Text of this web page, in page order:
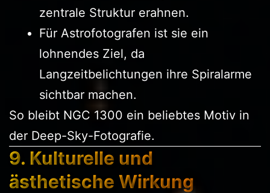
zentrale Struktur erahnen.
Für Astrofotografen ist sie ein
lohnendes Ziel, da
Langzeitbelichtungen ihre Spiralarme
sichtbar machen.
So bleibt NGC 1300 ein beliebtes Motiv in
der Deep-Sky-Fotografie.
9. Kulturelle und
ästhetische Wirkung